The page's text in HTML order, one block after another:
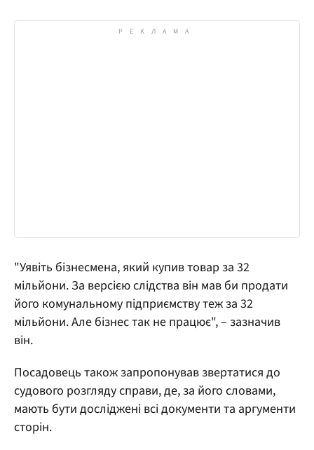
"Уявіть бізнесмена, який купив товар за 32
мільйони. За версією слідства він мав би продати
його комунальному підприємству теж за 32
мільйони. Але бізнес так не працює", – зазначив
він.
Посадовець також запропонував звертатися до
судового розгляду справи, де, за його словами,
мають бути досліджені всі документи та аргументи
сторін.